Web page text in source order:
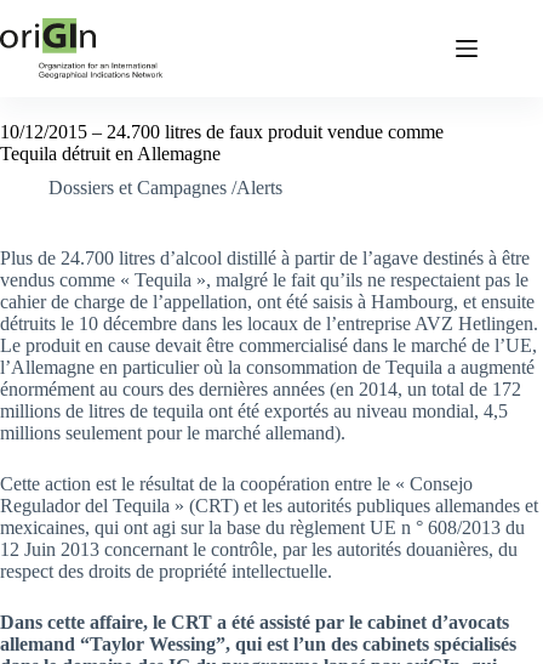
10/12/2015 – 24.700 litres de faux produit vendue comme
Tequila détruit en Allemagne
Dossiers et Campagnes /Alerts
Plus de 24.700 litres d’alcool distillé à partir de l’agave destinés à être
vendus comme « Tequila », malgré le fait qu’ils ne respectaient pas le
cahier de charge de l’appellation, ont été saisis à Hambourg, et ensuite
détruits le 10 décembre dans les locaux de l’entreprise AVZ Hetlingen.
Le produit en cause devait être commercialisé dans le marché de l’UE,
l’Allemagne en particulier où la consommation de Tequila a augmenté
énormément au cours des dernières années (en 2014, un total de 172
millions de litres de tequila ont été exportés au niveau mondial, 4,5
millions seulement pour le marché allemand).
Cette action est le résultat de la coopération entre le « Consejo
Regulador del Tequila » (CRT) et les autorités publiques allemandes et
mexicaines, qui ont agi sur la base du règlement UE n ° 608/2013 du
12 Juin 2013 concernant le contrôle, par les autorités douanières, du
respect des droits de propriété intellectuelle.
Dans cette affaire, le CRT a été assisté par le cabinet d’avocats
allemand “Taylor Wessing”, qui est l’un des cabinets spécialisés